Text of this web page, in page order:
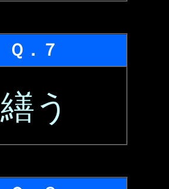
Ｑ．７
繕う